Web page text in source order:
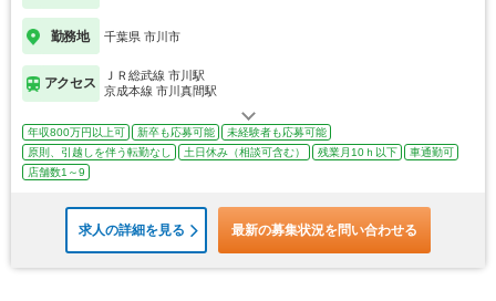
勤務地 千葉県 市川市
アクセス
ＪＲ総武線 市川駅
京成本線 市川真間駅
年収800万円以上可 新卒も応募可能
未経験者も応募可能
原則、引越しを伴う転勤なし
土日休み（相談可含む） 残業月10ｈ以下
車通勤可
店舗数1～9
求人の詳細を見る 最新の募集状況を問い合わせる